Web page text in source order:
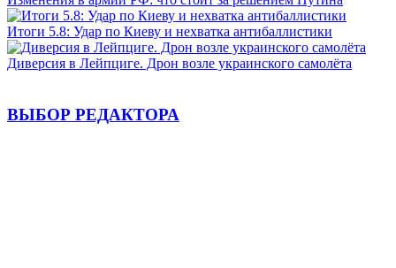
Итоги 5.8: Удар по Киеву и нехватка антибаллистики
Диверсия в Лейпциге. Дрон возле украинского самолёта
ВЫБОР РЕДАКТОРА